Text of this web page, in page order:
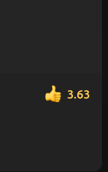
3.63